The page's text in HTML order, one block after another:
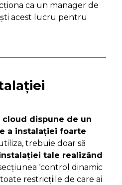
ca un manager de
acest lucru pentru
dispune de un
a instalației foarte
trebuie doar să
tale realizând
‘control dinamic
restricțiile de care ai